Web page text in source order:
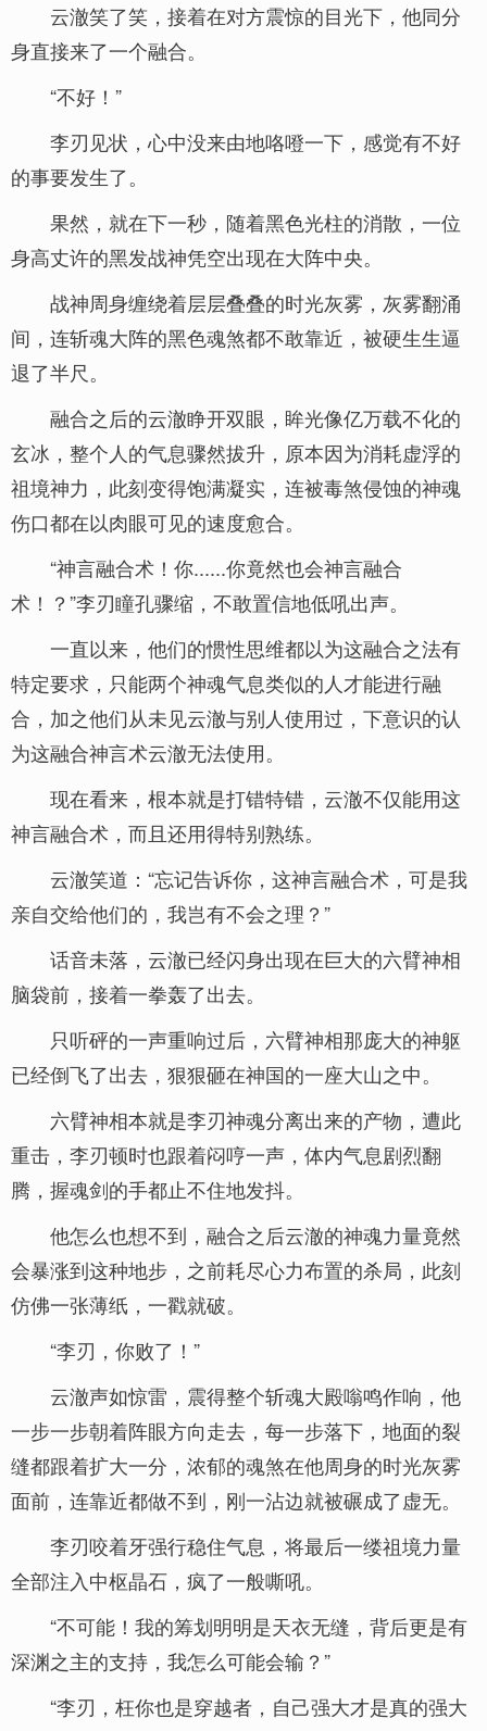
云澈笑了笑，接着在对方震惊的目光下，他同分
身直接来了一个融合。
“不好！”
李刃见状，心中没来由地咯噔一下，感觉有不好
的事要发生了。
果然，就在下一秒，随着黑色光柱的消散，一位
身高丈许的黑发战神凭空出现在大阵中央。
战神周身缠绕着层层叠叠的时光灰雾，灰雾翻涌
间，连斩魂大阵的黑色魂煞都不敢靠近，被硬生生逼
退了半尺。
融合之后的云澈睁开双眼，眸光像亿万载不化的
玄冰，整个人的气息骤然拔升，原本因为消耗虚浮的
祖境神力，此刻变得饱满凝实，连被毒煞侵蚀的神魂
伤口都在以肉眼可见的速度愈合。
“神言融合术！你......你竟然也会神言融合
术！？”李刃瞳孔骤缩，不敢置信地低吼出声。
一直以来，他们的惯性思维都以为这融合之法有
特定要求，只能两个神魂气息类似的人才能进行融
合，加之他们从未见云澈与别人使用过，下意识的认
为这融合神言术云澈无法使用。
现在看来，根本就是打错特错，云澈不仅能用这
神言融合术，而且还用得特别熟练。
云澈笑道：“忘记告诉你，这神言融合术，可是我
亲自交给他们的，我岂有不会之理？”
话音未落，云澈已经闪身出现在巨大的六臂神相
脑袋前，接着一拳轰了出去。
只听砰的一声重响过后，六臂神相那庞大的神躯
已经倒飞了出去，狠狠砸在神国的一座大山之中。
六臂神相本就是李刃神魂分离出来的产物，遭此
重击，李刃顿时也跟着闷哼一声，体内气息剧烈翻
腾，握魂剑的手都止不住地发抖。
他怎么也想不到，融合之后云澈的神魂力量竟然
会暴涨到这种地步，之前耗尽心力布置的杀局，此刻
仿佛一张薄纸，一戳就破。
“李刃，你败了！”
云澈声如惊雷，震得整个斩魂大殿嗡鸣作响，他
一步一步朝着阵眼方向走去，每一步落下，地面的裂
缝都跟着扩大一分，浓郁的魂煞在他周身的时光灰雾
面前，连靠近都做不到，刚一沾边就被碾成了虚无。
李刃咬着牙强行稳住气息，将最后一缕祖境力量
全部注入中枢晶石，疯了一般嘶吼。
“不可能！我的筹划明明是天衣无缝，背后更是有
深渊之主的支持，我怎么可能会输？”
“李刃，枉你也是穿越者，自己强大才是真的强大